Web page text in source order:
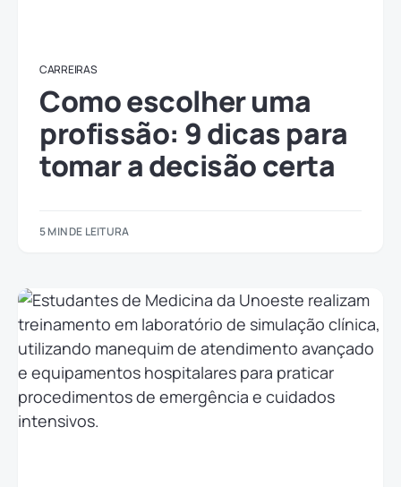
CARREIRAS
Como escolher uma
profissão: 9 dicas para
tomar a decisão certa
5 MIN DE LEITURA